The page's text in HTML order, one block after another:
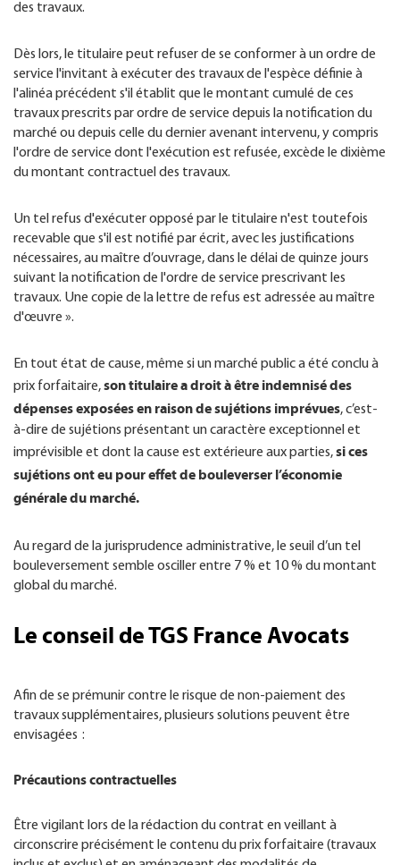
des travaux.
Dès lors, le titulaire peut refuser de se conformer à un ordre de
service l'invitant à exécuter des travaux de l'espèce définie à
l'alinéa précédent s'il établit que le montant cumulé de ces
travaux prescrits par ordre de service depuis la notification du
marché ou depuis celle du dernier avenant intervenu, y compris
l'ordre de service dont l'exécution est refusée, excède le dixième
du montant contractuel des travaux.
Un tel refus d'exécuter opposé par le titulaire n'est toutefois
recevable que s'il est notifié par écrit, avec les justifications
nécessaires, au maître d’ouvrage, dans le délai de quinze jours
suivant la notification de l'ordre de service prescrivant les
travaux. Une copie de la lettre de refus est adressée au maître
d'œuvre ».
En tout état de cause, même si un marché public a été conclu à
prix forfaitaire,son titulaire a droit à être indemnisé des
dépenses exposées en raison de sujétions imprévues, c’est-
à-dire de sujétions présentant un caractère exceptionnel et
imprévisible et dont la cause est extérieure aux parties,si ces
sujétions ont eu pour effet de bouleverser l’économie
générale du marché.
Au regard de la jurisprudence administrative, le seuil d’un tel
bouleversement semble osciller entre 7 % et 10 % du montant
global du marché.
Le conseil de TGS France Avocats
Afin de se prémunir contre le risque de non-paiement des
travaux supplémentaires, plusieurs solutions peuvent être
envisagées :
Précautions contractuelles
Être vigilant lors de la rédaction du contrat en veillant à
circonscrire précisément le contenu du prix forfaitaire (travaux